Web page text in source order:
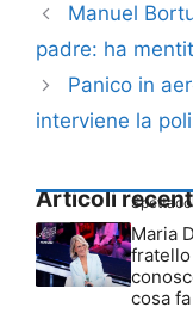
Manuel
padre: ha
Panico in
interviene la
Articoli
Maria
cosa